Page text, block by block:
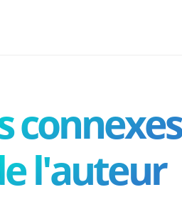
connexes
l'auteur